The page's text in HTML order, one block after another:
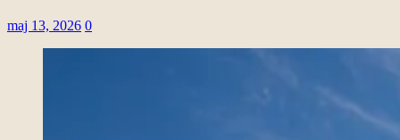
maj 13, 2026 0